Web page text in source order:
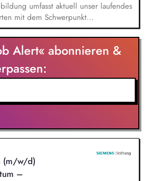
umfasst aktuell unser laufendes
mit dem Schwerpunkt
für die Grundschule" sowie
bezogene Projekte
sprachensensibles und
von der Grundschule bis in
Der Bereich Sprachenbildung
dazu zielgruppengerechte und
und begleitet pädagogische
online wie offline.
Alert« abonnieren &
(m/w/d)
–